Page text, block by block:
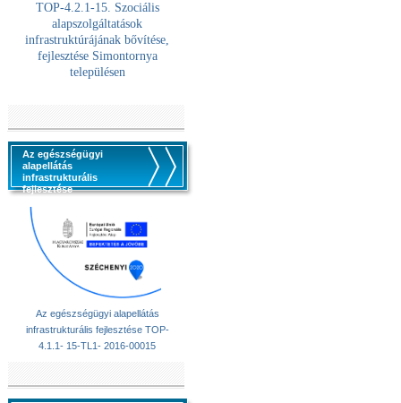
TOP-4.2.1-15. Szociális
alapszolgáltatások
infrastruktúrájának bővítése,
fejlesztése Simontornya
településen
Az egészségügyi
alapellátás
infrastrukturális
fejlesztése
Az egészségügyi alapellátás
infrastrukturális fejlesztése TOP-
4.1.1- 15-TL1- 2016-00015